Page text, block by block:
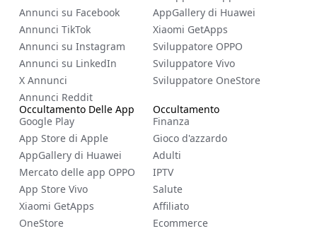
Annunci su Facebook
Annunci TikTok
Annunci su Instagram
Annunci su LinkedIn
X Annunci
Annunci Reddit
Occultamento
Finanza
Gioco d'azzardo
Adulti
IPTV
Salute
Affiliato
Ecommerce
AppGallery di Huawei
Xiaomi GetApps
Sviluppatore OPPO
Sviluppatore Vivo
Sviluppatore OneStore
Occultamento Delle App
Google Play
App Store di Apple
AppGallery di Huawei
Mercato delle app OPPO
App Store Vivo
Xiaomi GetApps
OneStore